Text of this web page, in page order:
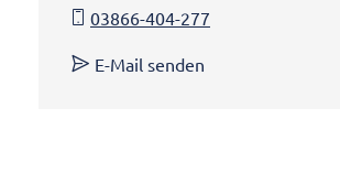
03866-404-277
E-Mail senden